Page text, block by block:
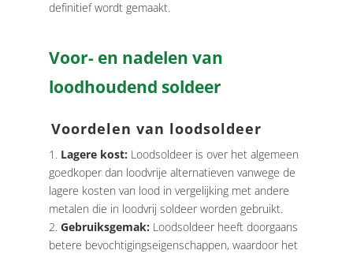
definitief wordt gemaakt.
Voor- en nadelen van
loodhoudend soldeer
Voordelen van loodsoldeer
Lagere kost: Loodsoldeer is over het algemeen
goedkoper dan loodvrije alternatieven vanwege de
lagere kosten van lood in vergelijking met andere
metalen die in loodvrij soldeer worden gebruikt.
Gebruiksgemak: Loodsoldeer heeft doorgaans
betere bevochtigingseigenschappen, waardoor het